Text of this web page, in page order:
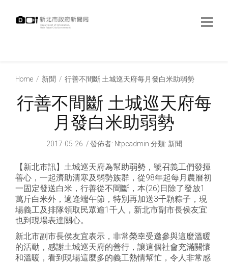
Home 新聞 行善不間斷 土城巡天府每月發白米助弱勢
行善不間斷 土城巡天府每
月發白米助弱勢
2017-05-26 發佈者: Ntpcadmin 分類: 新聞
【新北市訊】土城巡天府為幫助弱勢，號召義工們發揮
善心，一起濟助清寒及弱勢族群，從98年起每月農曆初
一固定發送白米，行善從不間斷，本(26)日除了發放1
萬斤白米外，適逢端午節，特別再加送3千顆粽子，現
場義工及排隊領取民眾逾1千人，新北市副市長侯友宜
也到現場表達關心。
新北市副市長侯友宜表示，非常榮幸受邀參與這麼溫暖
的活動，感謝土城巡天府的善行，讓這個社會充滿關懷
和溫暖，看到現場這麼多的義工熱情幫忙，令人非常感